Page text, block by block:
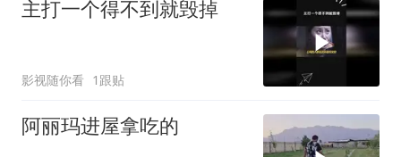
主打一个得不到就毁掉
影视随你看 1跟贴
阿丽玛进屋拿吃的